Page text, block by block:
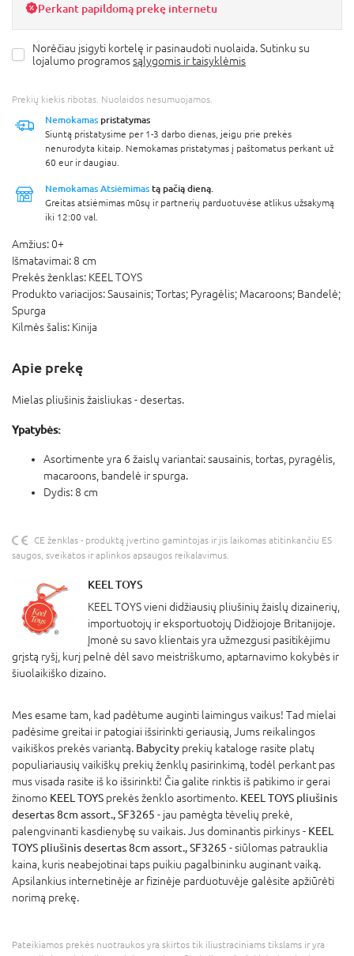
Perkant papildomą prekę internetu
Norėčiau įsigyti kortelę ir pasinaudoti nuolaida. Sutinku su
lojalumo programossąlygomis ir taisyklėmis
Prekių kiekis ribotas. Nuolaidos nesumuojamos.
Nemokamas pristatymas
Siuntą pristatysime per 1-3 darbo dienas, jeigu prie prekės
nenurodyta kitaip. Nemokamas pristatymas į paštomatus perkant už
60 eur ir daugiau.
Nemokamas Atsiėmimas tą pačią dieną.
Greitas atsiėmimas mūsų ir partnerių parduotuvėse atlikus užsakymą
iki 12:00 val.
Amžius:0+
Išmatavimai: 8 cm
Prekės ženklas: KEEL TOYS
Produkto variacijos:Sausainis; Tortas; Pyragėlis; Macaroons; Bandelė;
Spurga
Kilmės šalis: Kinija
Apie prekę
Mielas pliušinis žaisliukas - desertas.
Ypatybės:
Asortimente yra 6 žaislų variantai: sausainis, tortas, pyragėlis,
macaroons, bandelė ir spurga.
Dydis: 8 cm
CE ženklas - produktą įvertino gamintojas ir jis laikomas atitinkančiu ES
saugos, sveikatos ir aplinkos apsaugos reikalavimus.
KEEL TOYS
KEEL TOYS vieni didžiausių pliušinių žaislų dizainerių,
importuotojų ir eksportuotojų Didžiojoje Britanijoje.
Įmonė su savo klientais yra užmezgusi pasitikėjimu
grįstą ryšį, kurį pelnė dėl savo meistriškumo, aptarnavimo kokybės ir
šiuolaikiško dizaino.
Mes esame tam, kad padėtume auginti laimingus vaikus! Tad mielai
padėsime greitai ir patogiai išsirinkti geriausią, Jums reikalingos
vaikiškos prekės variantą. Babycity prekių kataloge rasite platų
populiariausių vaikiškų prekių ženklų pasirinkimą, todėl perkant pas
mus visada rasite iš ko išsirinkti! Čia galite rinktis iš patikimo ir gerai
žinomo KEEL TOYS prekės ženklo asortimento. KEEL TOYS pliušinis
desertas 8cm assort., SF3265 - jau pamėgta tėvelių prekė,
palengvinanti kasdienybę su vaikais. Jus dominantis pirkinys - KEEL
TOYS pliušinis desertas 8cm assort., SF3265 - siūlomas patrauklia
kaina, kuris neabejotinai taps puikiu pagalbininku auginant vaiką.
Apsilankius internetinėje ar fizinėje parduotuvėje galėsite apžiūrėti
norimą prekę.
Pateikiamos prekės nuotraukos yra skirtos tik iliustraciniams tikslams ir yra